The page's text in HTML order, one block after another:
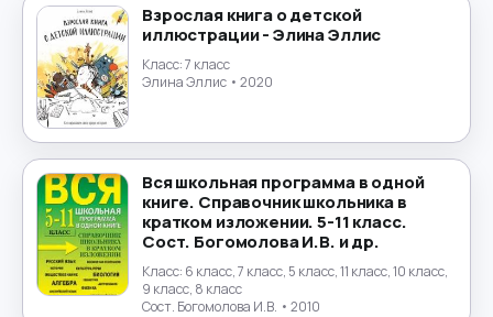
Юриспруденция
Японский язык
Взрослая книга о детской
иллюстрации - Элина Эллис
Класс:7 класс
Элина Эллис • 2020
Вся школьная программа в одной
книге. Справочник школьника в
кратком изложении. 5-11 класс.
Сост. Богомолова И.В. и др.
Класс: 6 класс, 7 класс, 5 класс, 11 класс, 10 класс,
9 класс, 8 класс
Сост. Богомолова И.В. • 2010